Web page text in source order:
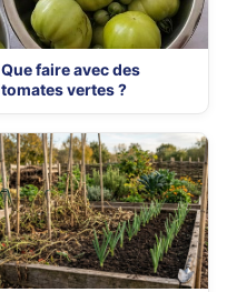
Que faire avec des
tomates vertes ?